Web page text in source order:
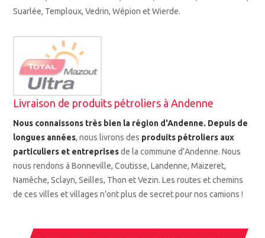
Suarlée, Temploux, Vedrin, Wépion et Wierde.
Livraison de produits pétroliers à Andenne
Nous connaissons très bien la région d'Andenne. Depuis de
longues années, nous livrons des produits pétroliers aux
particuliers et entreprisesde la commune d’Andenne. Nous
nous rendons àBonneville, Coutisse, Landenne, Maizeret,
Namêche, Sclayn, Seilles, Thon et Vezin. Les routes et chemins
de ces villes et villages n’ont plus de secret pour nos camions !